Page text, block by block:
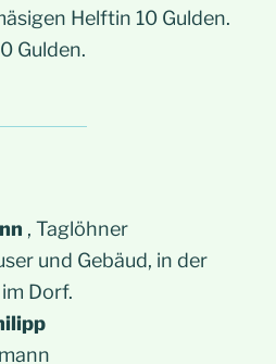
Helftin 10 Gulden.
Gulden.
, Taglöhner
und Gebäud, in der
Dorf.